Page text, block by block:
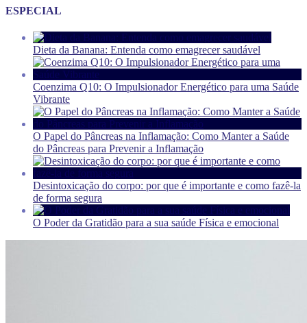
ESPECIAL
Dieta da Banana: Entenda como emagrecer saudável
Coenzima Q10: O Impulsionador Energético para uma Saúde
Vibrante
O Papel do Pâncreas na Inflamação: Como Manter a Saúde
do Pâncreas para Prevenir a Inflamação
Desintoxicação do corpo: por que é importante e como fazê-la
de forma segura
O Poder da Gratidão para a sua saúde Física e emocional